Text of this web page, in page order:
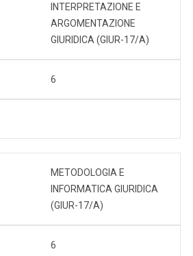
INTERPRETAZIONE E
ARGOMENTAZIONE
GIURIDICA (GIUR-17/A)
6
METODOLOGIA E
INFORMATICA GIURIDICA
(GIUR-17/A)
6